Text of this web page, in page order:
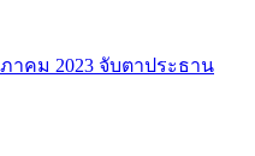
าคม 2023 จับตาประธาน